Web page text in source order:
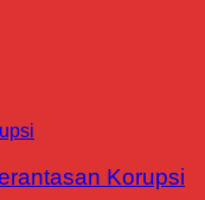
Korupsi